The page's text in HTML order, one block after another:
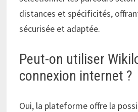
distances et spécificités,
sécurisée et adaptée.
Peut-on utiliser
connexion internet ?
Oui, la plateforme offre la